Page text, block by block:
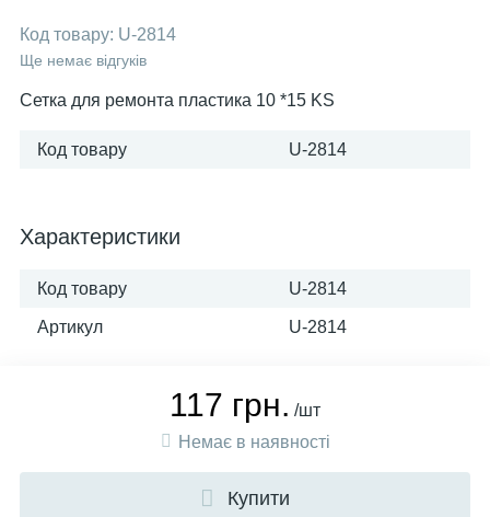
Код товару: U-2814
Ще немає відгуків
Сетка для ремонта пластика 10 *15 KS
Код товару U-2814
Характеристики
Код товару U-2814
Артикул U-2814
117 грн. /шт
Немає в наявності
Купити